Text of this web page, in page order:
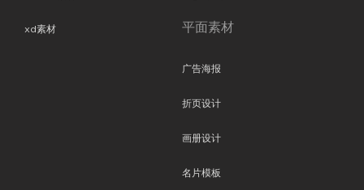
xd素材 平面素材
广告海报
折页设计
画册设计
名片模板